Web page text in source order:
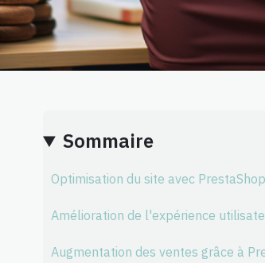
Sommaire
Optimisation du site avec
Amélioration de l'expérience
Augmentation des ventes grâce à